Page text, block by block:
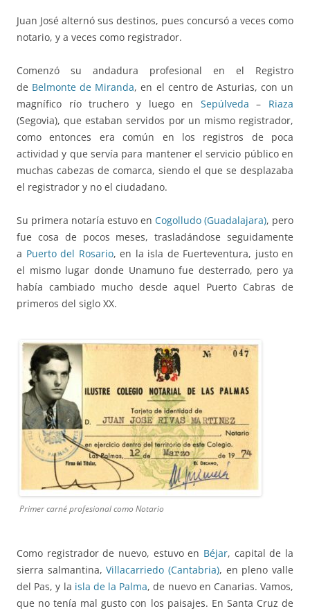
Juan José alternó sus destinos, pues concursó a veces como
notario, y a veces como registrador.
Comenzó su andadura profesional en el Registro
de Belmonte de Miranda, en el centro de Asturias, con un
magnífico río truchero y luego en Sepúlveda – Riaza
(Segovia), que estaban servidos por un mismo registrador,
como entonces era común en los registros de poca
actividad y que servía para mantener el servicio público en
muchas cabezas de comarca, siendo el que se desplazaba
el registrador y no el ciudadano.
Su primera notaría estuvo en Cogolludo (Guadalajara), pero
fue cosa de pocos meses, trasladándose seguidamente
a Puerto del Rosario, en la isla de Fuerteventura, justo en
el mismo lugar donde Unamuno fue desterrado, pero ya
había cambiado mucho desde aquel Puerto Cabras de
primeros del siglo XX.
Primer carné profesional como Notario
Como registrador de nuevo, estuvo en Béjar, capital de la
sierra salmantina,Villacarriedo (Cantabria), en pleno valle
del Pas, y la isla de la Palma, de nuevo en Canarias. Vamos,
que no tenía mal gusto con los paisajes. En Santa Cruz de